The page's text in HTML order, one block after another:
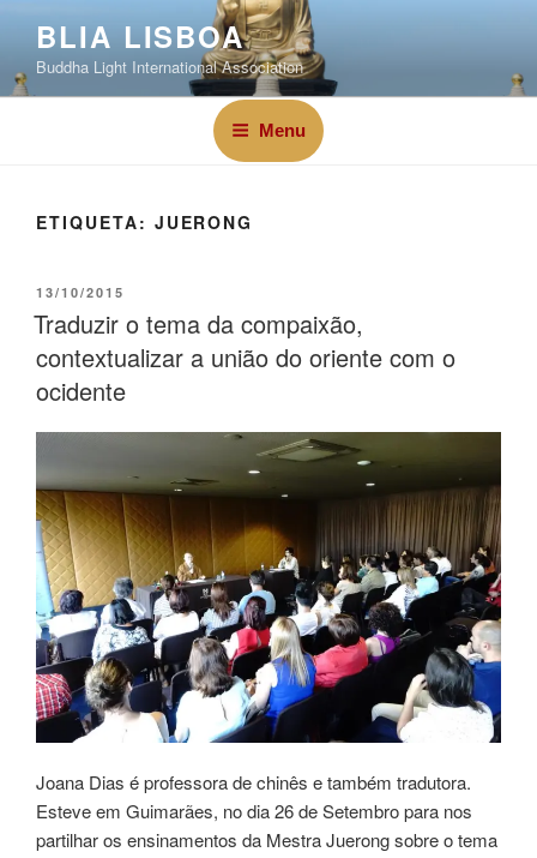
BLIA LISBOA
Buddha Light International Association
Menu
ETIQUETA: JUERONG
13/10/2015
Traduzir o tema da compaixão,
contextualizar a união do oriente com o
ocidente
Joana Dias é professora de chinês e também tradutora.
Esteve em Guimarães, no dia 26 de Setembro para nos
partilhar os ensinamentos da Mestra Juerong sobre o tema